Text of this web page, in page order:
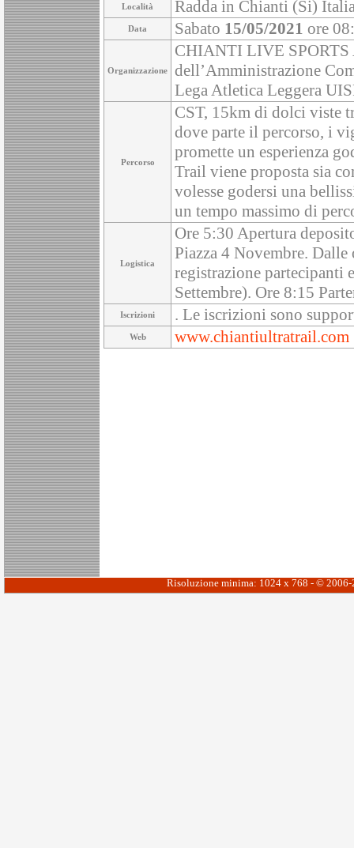
Località Radda in Chianti (Si)
Data Sabato 15/05/2021 ore
Organizzazione
CHIANTI LIVE
dell’Amministrazione
Lega Atletica Leggera
Percorso
CST, 15km di dolci viste
dove parte il percorso, i
promette un esperienza
Trail viene proposta sia
volesse godersi una
un tempo massimo di
Logistica
Ore 5:30 Apertura
Piazza 4 Novembre.
registrazione
Settembre). Ore 8:15
Iscrizioni . Le iscrizioni sono
Web www.chiantiultratrail.com
Risoluzione minima: 1024 x 768 - ©